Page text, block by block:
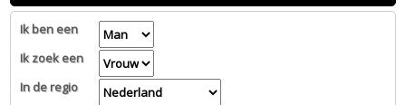
Ik ben een
Ik zoek een
In de regio